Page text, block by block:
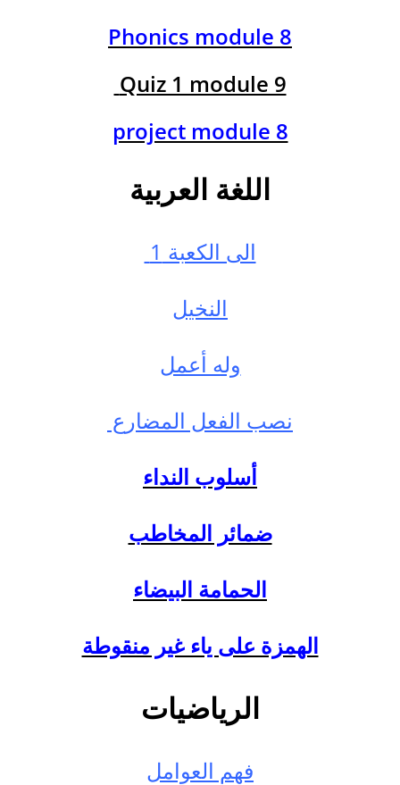
Phonics module 8
Quiz 1 module 9
project module 8
اللغة العربية
الى الكعبة 1
النخيل
وله أعمل
نصب الفعل المضارع
أسلوب النداء
ضمائر المخاطب
الحمامة البيضاء
الهمزة على ياء غير منقوطة
الرياضيات
فهم العوامل